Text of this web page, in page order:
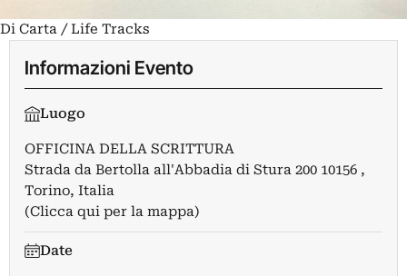
Di Carta / Life Tracks
Informazioni Evento
Luogo
OFFICINA DELLA SCRITTURA
Strada da Bertolla all'Abbadia di Stura 200 10156 ,
Torino, Italia
(Clicca qui per la mappa)
Date